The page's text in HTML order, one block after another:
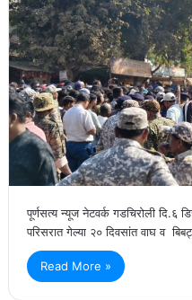
पूर्णसत्य न्यूज नेटवर्क गडचिरोली दि.६
परिसरात गेल्या २० दिवसांत वाघ व
Read More »